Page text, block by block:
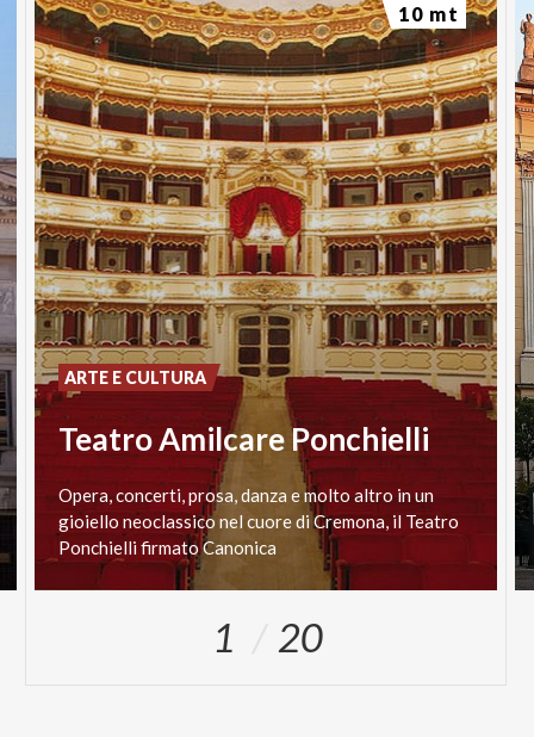
Teatro Amilcare Ponchielli
Opera, concerti, prosa, danza e molto altro in un
gioiello neoclassico nel cuore di Cremona, il Teatro
Ponchielli firmato Canonica
ARTE E CULTURA
10 mt
1 20